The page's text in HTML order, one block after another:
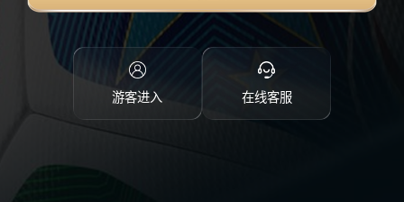
游客进入 在线客服